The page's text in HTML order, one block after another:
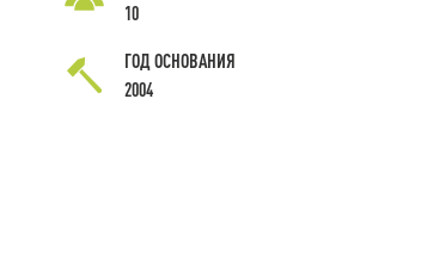
10
ГОД ОСНОВАНИЯ
2004